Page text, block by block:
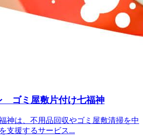
ゴミ屋敷片付け七福神
神は、不用品回収やゴミ屋敷清掃を中
支援するサービス...